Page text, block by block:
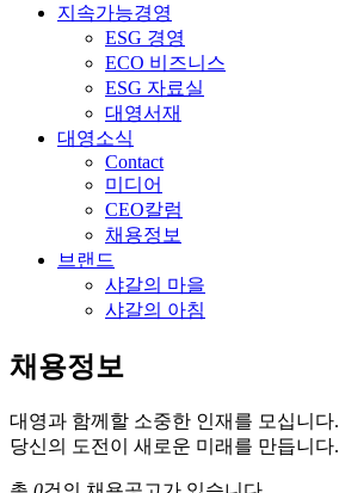
지속가능경영
ESG 경영
ECO 비즈니스
ESG 자료실
대영서재
대영소식
Contact
미디어
CEO칼럼
채용정보
브랜드
샤갈의 마을
샤갈의 아침
채용정보
대영과 함께할 소중한 인재를 모십니다.
당신의 도전이 새로운 미래를 만듭니다.